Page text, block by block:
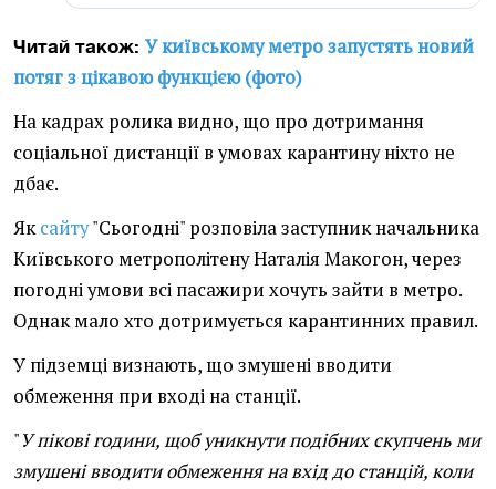
Читай також: У київському метро запустять новий
потяг з цікавою функцією (фото)
На кадрах ролика видно, що про дотримання
соціальної дистанції в умовах карантину ніхто не
дбає.
Яксайту"Сьогодні" розповіла заступник начальника
Київського метрополітену Наталія Макогон, через
погодні умови всі пасажири хочуть зайти в метро.
Однак мало хто дотримується карантинних правил.
У підземці визнають, що змушені вводити
обмеження при вході на станції.
"У пікові години, щоб уникнути подібних скупчень ми
змушені вводити обмеження на вхід до станцій, коли